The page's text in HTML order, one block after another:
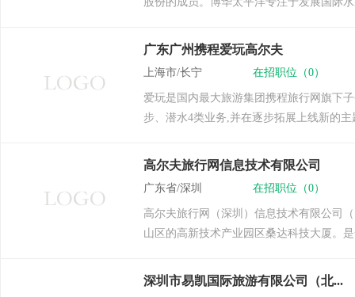
广东广州携程爱玩高尔夫
上海市/长宁 在招职位（0）
爱玩是国内最大旅游集团携程旅行网旗下
步、潜水4类业务,并在逐步拓展上线新的
高尔夫旅行网信息技术有限公司
广东省/深圳 在招职位（0）
高尔夫旅行网（深圳）信息技术有限公司
山区的高新技术产业园区桑达科技大厦。
深圳市易凯国际旅游有限公司（北...